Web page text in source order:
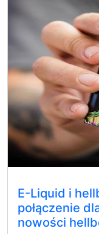
E-Liquid i
połączenie
nowości